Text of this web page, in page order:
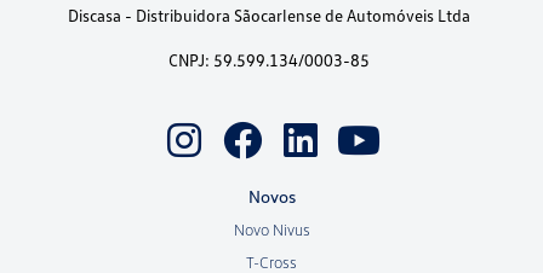
Discasa - Distribuidora Sãocarlense de Automóveis Ltda
CNPJ: 59.599.134/0003-85
Novos
Novo Nivus
T-Cross